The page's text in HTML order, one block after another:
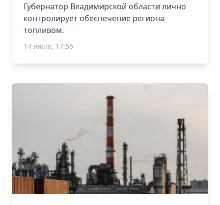
Губернатор Владимирской области лично
контролирует обеспечение региона
топливом.
14 июля, 17:55